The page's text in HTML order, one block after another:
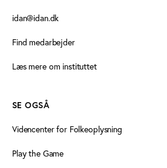
idan@idan.dk
Find medarbejder
Læs mere om instituttet
SE OGSÅ
Videncenter for Folkeoplysning
Play the Game